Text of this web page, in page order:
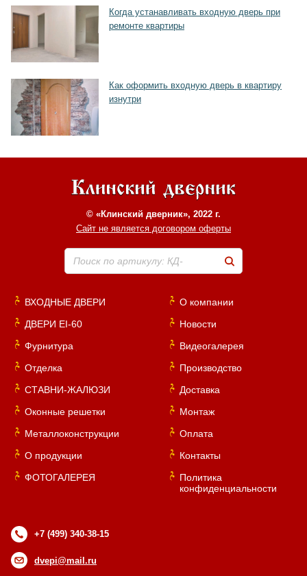
Хочу такую
Когда устанавливать входную дверь при
ремонте квартиры
Как оформить входную дверь в квартиру
изнутри
© «Клинский дверник», 2022 г.
Сайт не является договором оферты
Поиск по артикулу: КД-
ВХОДНЫЕ ДВЕРИ
ДВЕРИ EI-60
Фурнитура
Отделка
СТАВНИ-ЖАЛЮЗИ
Оконные решетки
Металлоконструкции
О продукции
ФОТОГАЛЕРЕЯ
О компании
Новости
Видеогалерея
Производство
Доставка
Монтаж
Оплата
Контакты
Политика
конфиденциальности
+7 (499) 340-38-15
dvepi@mail.ru